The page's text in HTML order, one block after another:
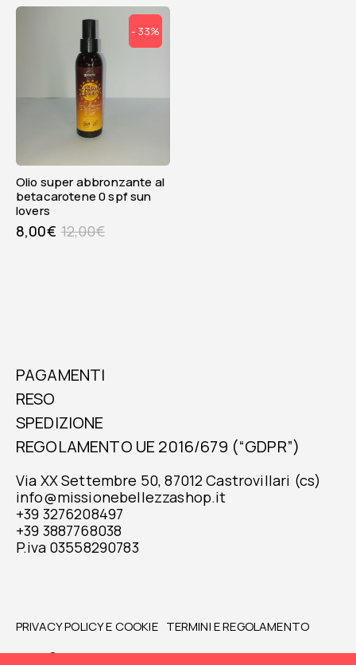
- 33%
olio super abbronzante al
betacarotene 0 spf sun
lovers
12,00€
8,00€
PAGAMENTI
RESO
SPEDIZIONE
REGOLAMENTO UE 2016/679 (“GDPR”)
Via XX Settembre 50, 87012 Castrovillari (cs)
info@missionebellezzashop.it
+39 3276208497
+39 3887768038
P.iva 03558290783
PRIVACY POLICY E COOKIE TERMINI E REGOLAMENTO
2026 © MISSIONE BELLEZZA SHOP